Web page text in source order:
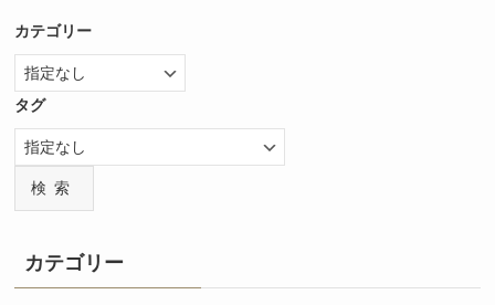
カテゴリー
タグ
検索
カテゴリー